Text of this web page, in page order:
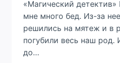
«Магический детектив»
мне много бед. Из-за
решились на мятеж и в
погубили весь наш род.
до…